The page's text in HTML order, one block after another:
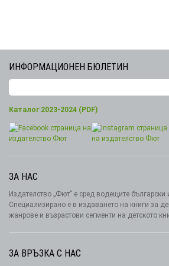
ИНФОРМАЦИОНЕН БЮЛЕТИН
Каталог 2023-2024 (PDF)
ЗА НАС
Издателство „Фют” е сред водещите български
Специализирано е в издаването на книги за
жанрове и възрастови сегменти на детското
ЗА ВРЪЗКА С НАС